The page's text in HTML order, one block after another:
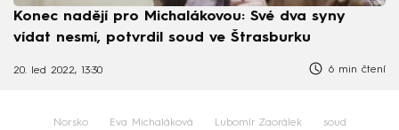
Konec nadějí pro Michalákovou: Své dva syny
vídat nesmí, potvrdil soud ve Štrasburku
20. led 2022, 13:30 6 min čtení
Norsko Eva Michaláková Lubomír Zaorálek soud